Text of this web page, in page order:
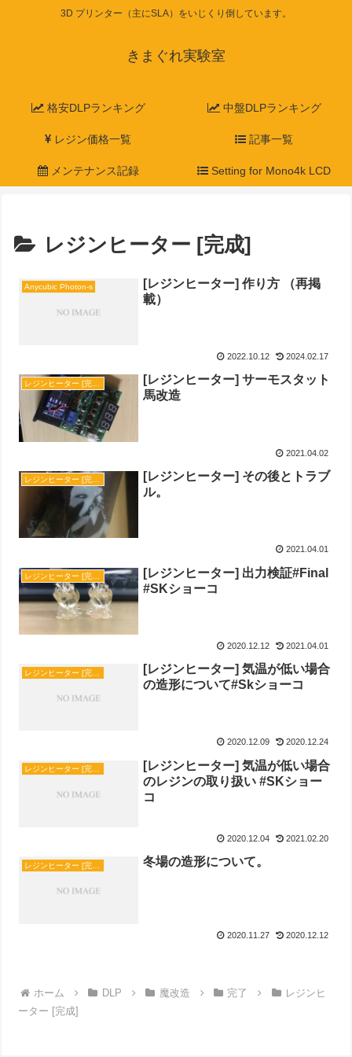
3D プリンター（主にSLA）をいじくり倒しています。
きまぐれ実験室
格安DLPランキング 中盤DLPランキング
レジン価格一覧 記事一覧
メンテナンス記録 Setting for Mono4k LCD
レジンヒーター [完成]
Anycubic Photon-s
[レジンヒーター] 作り方 （再掲
載）
2022.10.12 2024.02.17
レジンヒーター [完成]
[レジンヒーター] サーモスタット
馬改造
2021.04.02
レジンヒーター [完成]
[レジンヒーター] その後とトラブ
ル。
2021.04.01
レジンヒーター [完成]
[レジンヒーター] 出力検証#Final
#SKショーコ
2020.12.12 2021.04.01
レジンヒーター [完成]
[レジンヒーター] 気温が低い場合
の造形について#Skショーコ
2020.12.09 2020.12.24
レジンヒーター [完成]
[レジンヒーター] 気温が低い場合
のレジンの取り扱い #SKショー
コ
2020.12.04 2021.02.20
レジンヒーター [完成] 冬場の造形について。
2020.11.27 2020.12.12
ホーム DLP 魔改造 完了
レジンヒ
ーター [完成]